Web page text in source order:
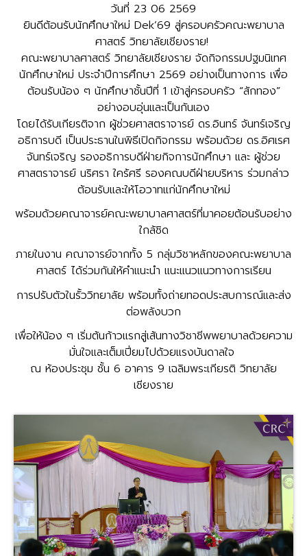
วันที่ 23 06 2569
ยินดีต้อนรับนักศึกษาใหม่ Dek’69 สู่ครอบครัวคณะพยาบาล
ศาสตร์ วิทยาลัยเชียงราย!
คณะพยาบาลศาสตร์ วิทยาลัยเชียงราย จัดกิจกรรมปฐมนิเทศ
นักศึกษาใหม่ ประจำปีการศึกษา 2569 อย่างเป็นทางการ เพื่อ
ต้อนรับน้อง ๆ นักศึกษาชั้นปีที่ 1 เข้าสู่ครอบครัว “สักทอง”
อย่างอบอุ่นและเป็นกันเอง
โดยได้รับเกียรติจาก ผู้ช่วยศาสตราจารย์ ดร.อินทร์ จันทร์เจริญ
อธิการบดี เป็นประธานในพิธีเปิดกิจกรรม พร้อมด้วย ดร.อิศเรศ
จันทร์เจริญ รองอธิการบดีฝ่ายกิจการนักศึกษา และ ผู้ช่วย
ศาสตราจารย์ นริศรา ใคร้ศรี รองคณบดีฝ่ายบริหาร ร่วมกล่าว
ต้อนรับและให้โอวาทแก่นักศึกษาใหม่
พร้อมด้วยคณาจารย์คณะพยาบาลศาสตร์ที่มาคอยต้อนรับอย่าง
ใกล้ชิด
ภายในงาน คณาจารย์จากทั้ง 5 กลุ่มวิชาหลักของคณะพยาบาล
ศาสตร์ ได้ร่วมกันให้คำแนะนำ แนะแนวแนวทางการเรียน
การปรับตัวในรั้ววิทยาลัย พร้อมทั้งถ่ายทอดประสบการณ์และส่ง
ต่อพลังบวก
เพื่อให้น้อง ๆ เริ่มต้นก้าวแรกสู่เส้นทางวิชาชีพพยาบาลด้วยความ
มั่นใจและเต็มเปี่ยมไปด้วยแรงบันดาลใจ
ณ ห้องประชุม ชั้น 6 อาคาร 9 เฉลิมพระเกียรติ วิทยาลัย
เชียงราย